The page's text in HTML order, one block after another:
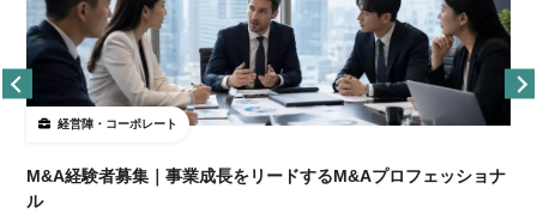
経営陣・コーポレート
M&A経験者募集｜事業成長をリードするM&Aプロフェッショナ
ル